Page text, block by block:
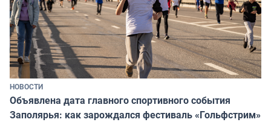
НОВОСТИ
Объявлена дата главного спортивного события
Заполярья: как зарождался фестиваль «Гольфстрим»